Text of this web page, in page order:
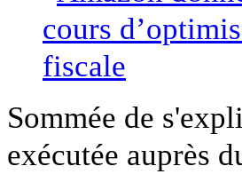
Sommée de
exécutée auprès